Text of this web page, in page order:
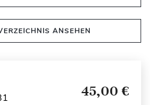
ANSEHEN
45,00 €